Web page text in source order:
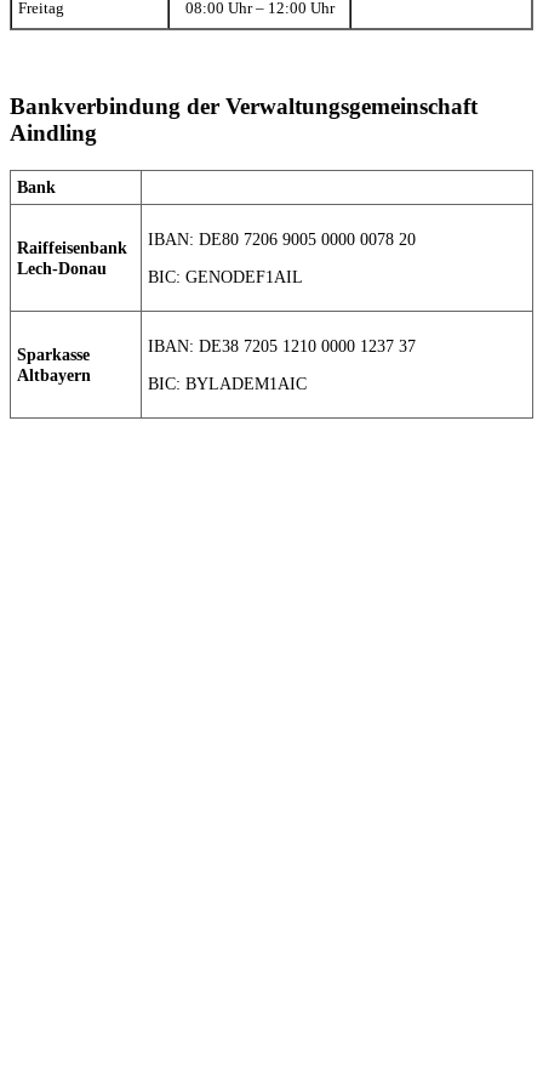
Freitag 08:00 Uhr – 12:00 Uhr
Bankverbindung der Verwaltungsgemeinschaft
Aindling
Bank
Raiffeisenbank
Lech-Donau
IBAN: DE80 7206 9005 0000 0078 20
BIC: GENODEF1AIL
Sparkasse
Altbayern
IBAN: DE38 7205 1210 0000 1237 37
BIC: BYLADEM1AIC